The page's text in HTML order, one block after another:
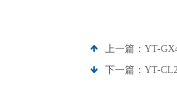
上一篇： YT-
下一篇： YT-